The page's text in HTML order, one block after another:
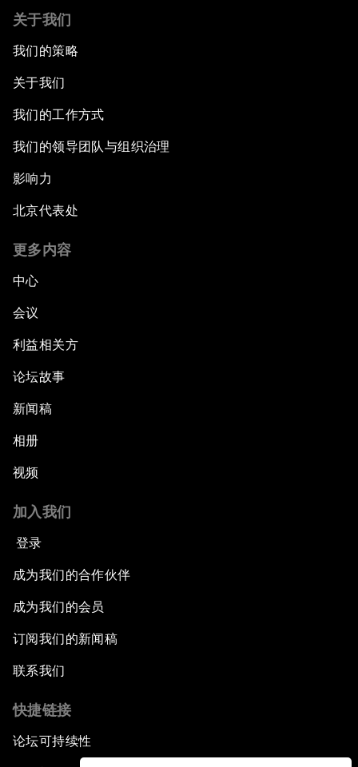
关于我们
我们的策略
关于我们
我们的工作方式
我们的领导团队与组织治理
影响力
北京代表处
更多内容
中心
会议
利益相关方
论坛故事
新闻稿
相册
视频
加入我们
登录
成为我们的合作伙伴
成为我们的会员
订阅我们的新闻稿
联系我们
快捷链接
论坛可持续性